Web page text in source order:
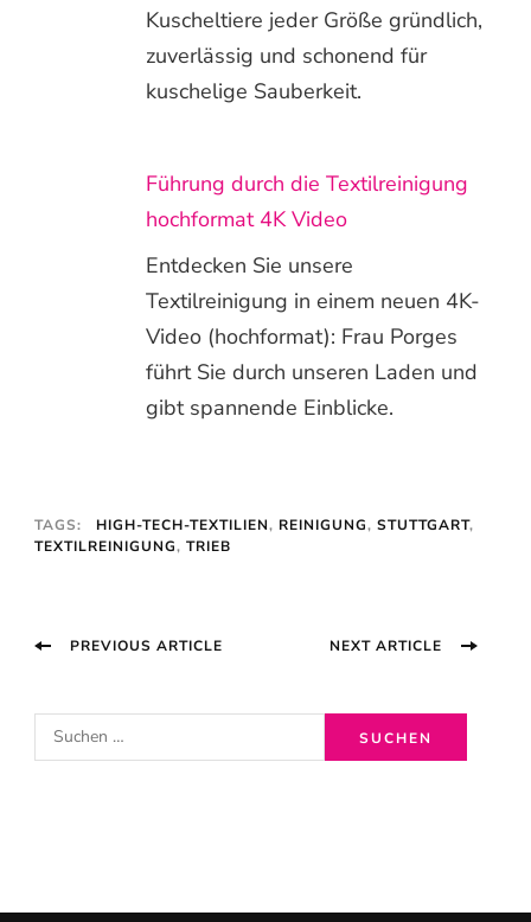
Kuscheltiere jeder Größe gründlich,
zuverlässig und schonend für
kuschelige Sauberkeit.
Führung durch die Textilreinigung
hochformat 4K Video
Entdecken Sie unsere
Textilreinigung in einem neuen 4K-
Video (hochformat): Frau Porges
führt Sie durch unseren Laden und
gibt spannende Einblicke.
TAGS: HIGH-TECH-TEXTILIEN, REINIGUNG, STUTTGART,
TEXTILREINIGUNG, TRIEB
PostPREVIOUS ARTICLE NEXT ARTICLE
u
n